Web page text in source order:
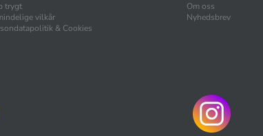
trygt
vilkår
& Cookies
Om oss
Nyhedsbrev